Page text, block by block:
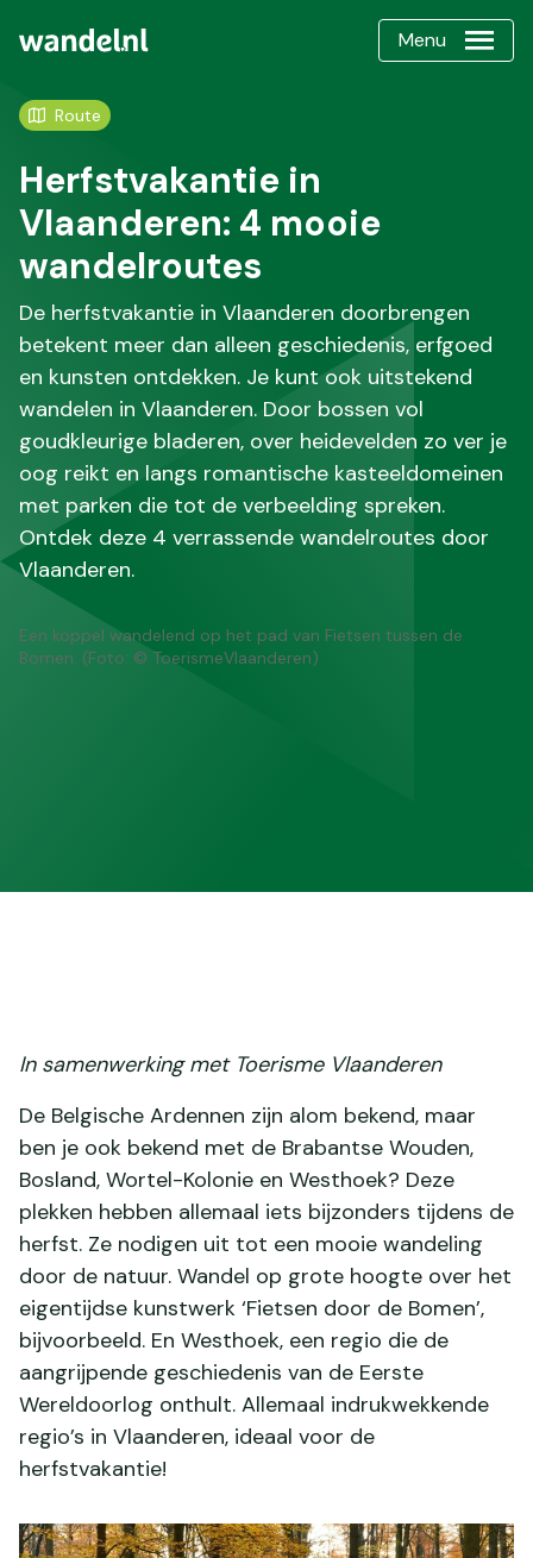
Menu
Route
Herfstvakantie in
Vlaanderen: 4 mooie
wandelroutes
De herfstvakantie in Vlaanderen doorbrengen
betekent meer dan alleen geschiedenis, erfgoed
en kunsten ontdekken. Je kunt ook uitstekend
wandelen in Vlaanderen. Door bossen vol
goudkleurige bladeren, over heidevelden zo ver je
oog reikt en langs romantische kasteeldomeinen
met parken die tot de verbeelding spreken.
Ontdek deze 4 verrassende wandelroutes door
Vlaanderen.
Een koppel wandelend op het pad van Fietsen tussen de
Bomen. (Foto: © ToerismeVlaanderen)
In samenwerking met Toerisme Vlaanderen
De Belgische Ardennen zijn alom bekend, maar
ben je ook bekend met de Brabantse Wouden,
Bosland, Wortel-Kolonie en Westhoek? Deze
plekken hebben allemaal iets bijzonders tijdens de
herfst. Ze nodigen uit tot een mooie wandeling
door de natuur. Wandel op grote hoogte over het
eigentijdse kunstwerk ‘Fietsen door de Bomen’,
bijvoorbeeld. En Westhoek, een regio die de
aangrijpende geschiedenis van de Eerste
Wereldoorlog onthult. Allemaal indrukwekkende
regio’s in Vlaanderen, ideaal voor de
herfstvakantie!